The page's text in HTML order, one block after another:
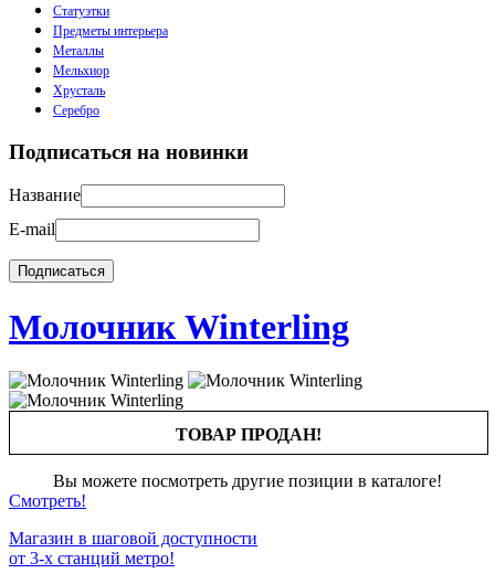
Статуэтки
Предметы интерьера
Металлы
Мельхиор
Хрусталь
Серебро
Подписаться на новинки
Название
E-mail
Молочник Winterling
ТОВАР ПРОДАН!
Вы можете посмотреть другие позиции в каталоге!
Смотреть!
Магазин в шаговой доступности
от 3-х станций метро!